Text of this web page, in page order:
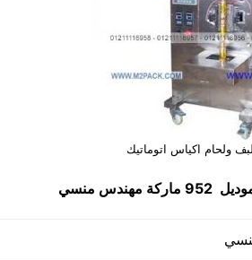
ولحام اكياس اتوماتيك
952 ماركة مهندس منسي